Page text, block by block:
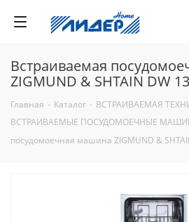
Встраиваемая
ZIGMUND & SHTAIN DW
Главная - Каталог - ВСТРАИВАЕМАЯ
ВСТРАИВАЕМЫЕ ПОСУДОМОЕЧНЫЕ
посудомоечная машина ZIGMUND &